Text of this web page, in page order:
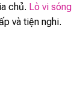
chủ. Lò vi sóng
và tiện nghi.